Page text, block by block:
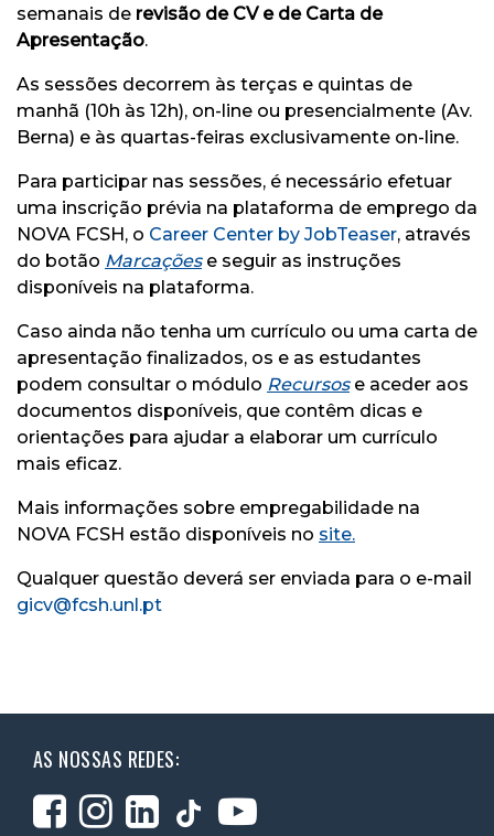
semanais de revisão de CV e de Carta de
Apresentação.
As sessões decorrem às terças e quintas de
manhã (10h às 12h), on-line ou presencialmente (Av.
Berna) e às quartas-feiras exclusivamente on-line.
Para participar nas sessões, é necessário efetuar
uma inscrição prévia na plataforma de emprego da
NOVA FCSH, o Career Center by JobTeaser, através
do botão Marcaçõese seguir as instruções
disponíveis na plataforma.
Caso ainda não tenha um currículo ou uma carta de
apresentação finalizados, os e as estudantes
podem consultar o módulo Recursos e aceder aos
documentos disponíveis, que contêm dicas e
orientações para ajudar a elaborar um currículo
mais eficaz.
Mais informações sobre empregabilidade na
NOVA FCSH estão disponíveis no site.
Qualquer questão deverá ser enviada para o e-mail
gicv@fcsh.unl.pt
AS NOSSAS REDES: